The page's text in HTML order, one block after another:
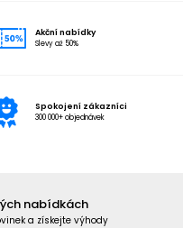
Akční nabídky
Slevy až 50%
Spokojení zákazníci
300 000+ objednávek
nabídkách
a získejte výhody